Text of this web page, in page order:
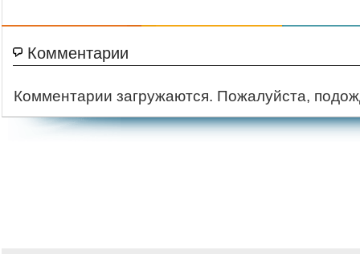
Комментарии
Комментарии загружаются. Пожалуйста,